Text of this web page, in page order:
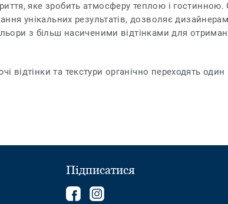
яке зробить атмосферу теплою і гостинною.
унікальних результатів, дозволяє
з більш насиченими відтінками для
відтінки та текстури органічно переходять
Підписатися
FollowFollow